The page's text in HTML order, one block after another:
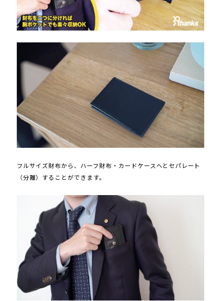
フルサイズ財布から、ハーフ財布・カードケースへとセパレート
（分離）することができます。